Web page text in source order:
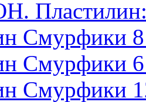
Смурфики 8
Смурфики 6
Смурфики